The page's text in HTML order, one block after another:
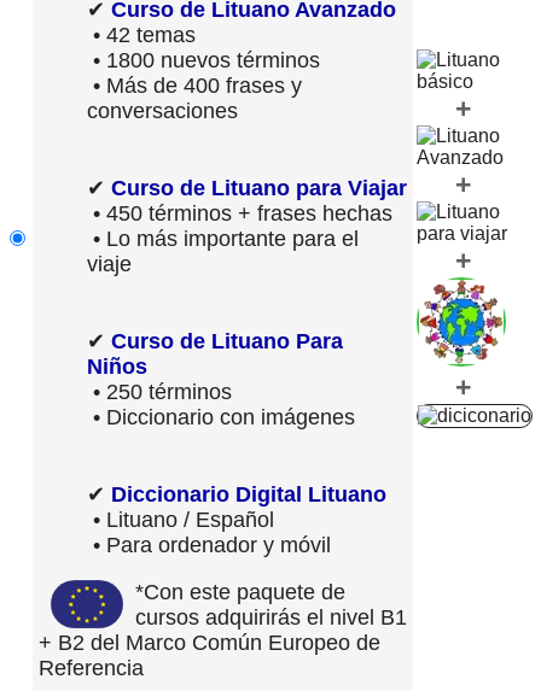
✔ Curso de Lituano Avanzado
• 42 temas
• 1800 nuevos términos
• Más de 400 frases y
conversaciones
✔ Curso de Lituano para Viajar
• 450 términos + frases hechas
• Lo más importante para el
viaje
✔ Curso de Lituano Para
Niños
• 250 términos
• Diccionario con imágenes
✔ Diccionario Digital Lituano
• Lituano / Español
• Para ordenador y móvil
*Con este paquete de
cursos adquirirás el nivel B1
+ B2 del Marco Común Europeo de
Referencia
+
+
+
+